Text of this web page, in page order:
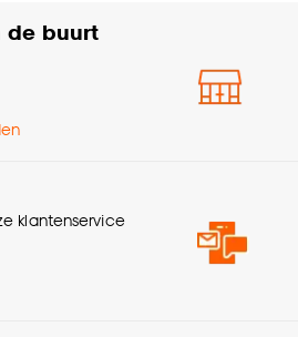
de buurt
klantenservice